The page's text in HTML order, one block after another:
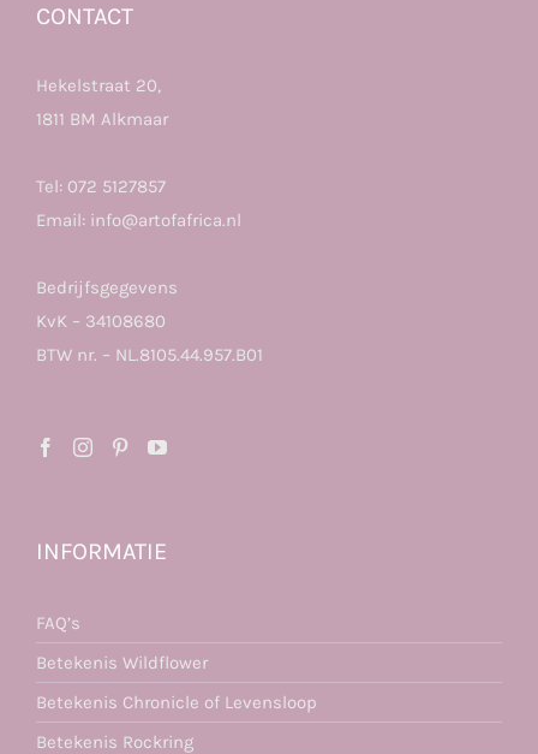
CONTACT
Hekelstraat 20,
1811 BM Alkmaar
Tel: 072 5127857
Email: info@artofafrica.nl
Bedrijfsgegevens
KvK – 34108680
BTW nr. – NL.8105.44.957.B01
INFORMATIE
FAQ’s
Betekenis Wildflower
Betekenis Chronicle of Levensloop
Betekenis Rockring